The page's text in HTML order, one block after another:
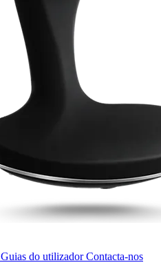
Guias do utilizador Contacta-nos